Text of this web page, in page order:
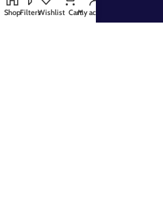
FB Group
ShopFiltersWishlist CartMy account